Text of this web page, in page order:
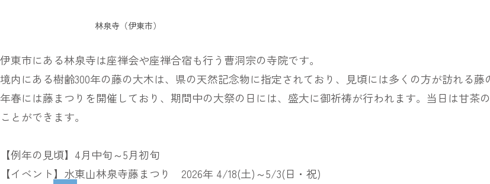
林泉寺（伊東市）
伊東市にある林泉寺は座禅会や座禅合宿も行う曹洞宗の寺院です。
境内にある樹齢300年の藤の大木は、県の天然記念物に指定されており、見頃には多くの方が訪れる
年春には藤まつりを開催しており、期間中の大祭の日には、盛大に御祈祷が行われます。当日は甘茶
ことができます。
【例年の見頃】4月中旬～5月初旬
【イベント】水東山林泉寺藤まつり 2026年 4/18(土)～5/3(日・祝)